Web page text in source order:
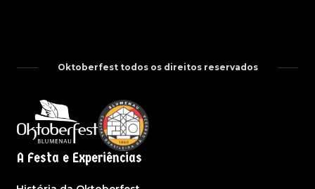
Oktoberfest todos os direitos reservados
A Festa e Experiências